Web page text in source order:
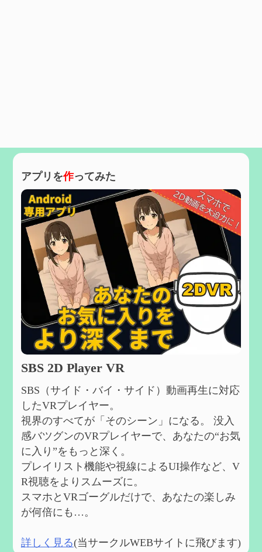
アプリを作ってみた
SBS 2D Player VR
SBS（サイド・バイ・サイド）動画再生に対応
したVRプレイヤー。
視界のすべてが「そのシーン」になる。 没入
感バツグンのVRプレイヤーで、あなたの“お気
に入り”をもっと深く。
プレイリスト機能や視線によるUI操作など、V
R視聴をよりスムーズに。
スマホとVRゴーグルだけで、あなたの楽しみ
が何倍にも…。
詳しく見る(当サークルWEBサイトに飛びます)